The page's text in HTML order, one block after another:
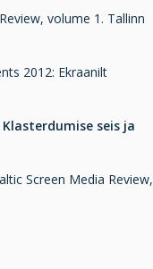
volume 1. Tallinn
2012: Ekraanilt
seis ja
Screen Media Review,